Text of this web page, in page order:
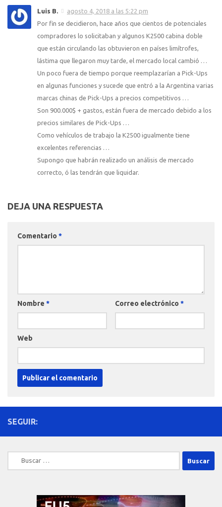
Luis B.
agosto 4, 2018 a las 5:22 pm
Por fin se decidieron, hace años que cientos de potenciales
compradores lo solicitaban y algunos K2500 cabina doble
que están circulando las obtuvieron en países limítrofes,
lástima que llegaron muy tarde, el mercado local cambió …
Un poco fuera de tiempo porque reemplazarían a Pick-Ups
en algunas funciones y sucede que entró a la Argentina varias
marcas chinas de Pick-Ups a precios competitivos …
Son 900.000$ + gastos, están fuera de mercado debido a los
precios similares de Pick-Ups …
Como vehículos de trabajo la K2500 igualmente tiene
excelentes referencias …
Supongo que habrán realizado un análisis de mercado
correcto, ó las tendrán que liquidar.
DEJA UNA RESPUESTA
Comentario *
Nombre * Correo electrónico *
Web
SEGUIR:
Buscar: